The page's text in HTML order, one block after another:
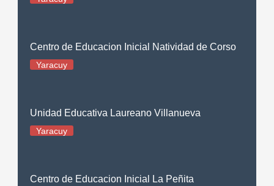
Centro de Educacion Inicial Natividad de Corso
Yaracuy
Unidad Educativa Laureano Villanueva
Yaracuy
Centro de Educacion Inicial La Peñita